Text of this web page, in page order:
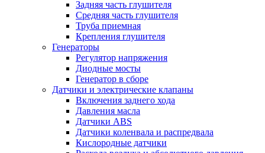
Задняя часть глушителя
Средняя часть глушителя
Труба приемная
Крепления глушителя
Генераторы
Регулятор напряжения
Диодные мосты
Генератор в сборе
Датчики и электрические клапаны
Включения заднего хода
Давления масла
Датчики ABS
Датчики коленвала и распредвала
Кислородные датчики